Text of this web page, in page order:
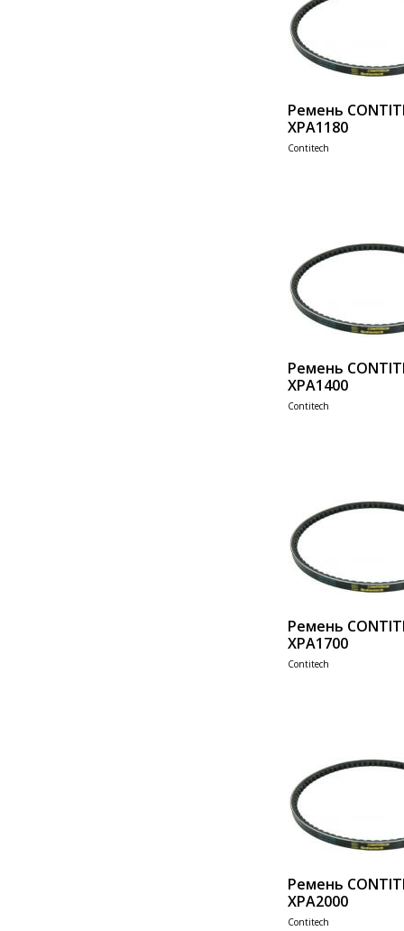
Ремень
XPA1180
Contitech
Ремень
XPA1400
Contitech
Ремень
XPA1700
Contitech
Ремень
XPA2000
Contitech